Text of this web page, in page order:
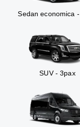
Sedan economica
SUV - 3pax